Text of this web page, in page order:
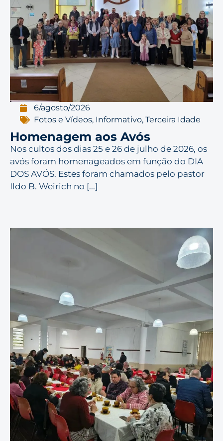
6/agosto/2026
Fotos e Vídeos, Informativo,Terceira Idade
Homenagem aos Avós
Nos cultos dos dias 25 e 26 de julho de 2026, os
avós foram homenageados em função do DIA
DOS AVÓS. Estes foram chamados pelo pastor
Ildo B. Weirich no [...]